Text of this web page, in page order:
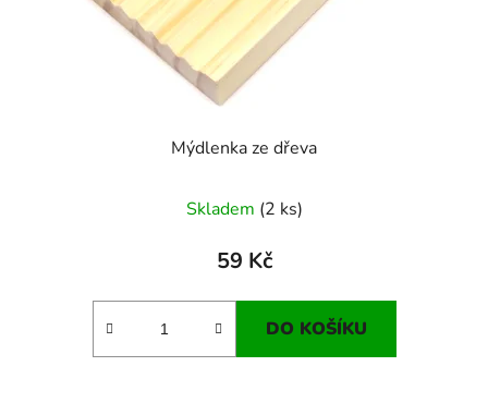
Mýdlenka ze dřeva
Skladem (2 ks)
59 Kč
DO KOŠÍKU